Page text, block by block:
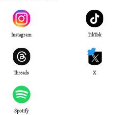
Instagram TikTok
Threads X
Spotify